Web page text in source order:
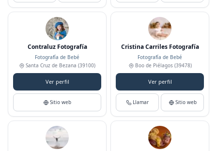
Contraluz Fotografía
Fotografía de Bebé
Santa Cruz de Bezana (39100)
Ver perfil
Sitio web
Cristina Carriles Fotografía
Fotografía de Bebé
Boo de Piélagos(39478)
Ver perfil
Llamar Sitio web